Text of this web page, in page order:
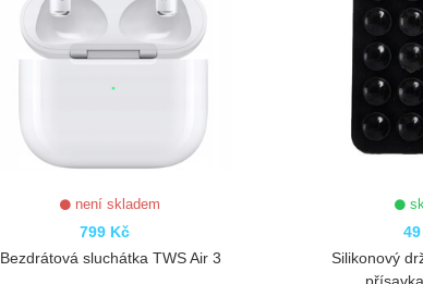
není skladem
799 Kč
Bezdrátová sluchátka TWS Air 3
Silikonový